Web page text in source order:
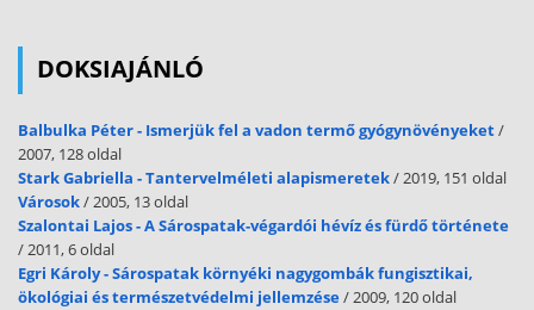
DOKSIAJÁNLÓ
Balbulka Péter - Ismerjük fel a vadon termő gyógynövényeket/
2007, 128 oldal
Stark Gabriella - Tantervelméleti alapismeretek/ 2019, 151 oldal
Városok/ 2005, 13 oldal
Szalontai Lajos - A Sárospatak-végardói hévíz és fürdő története
/ 2011, 6 oldal
Egri Károly - Sárospatak környéki nagygombák fungisztikai,
ökológiai és természetvédelmi jellemzése/ 2009, 120 oldal